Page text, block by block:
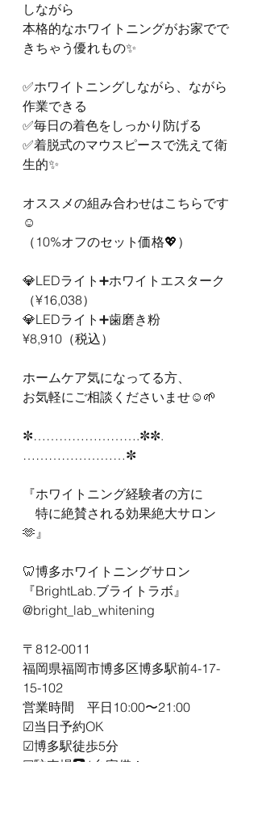
しながら
本格的なホワイトニングがお家でで
きちゃう優れもの✨
✅ホワイトニングしながら、ながら
作業できる
✅毎日の着色をしっかり防げる
✅着脱式のマウスピースで洗えて衛
生的✨
オススメの組み合わせはこちらです
☺️
（10%オフのセット価格💖）
💎LEDライト➕ホワイトエスターク
（¥16,038）
💎LEDライト➕歯磨き粉
¥8,910（税込）
ホームケア気になってる方、
お気軽にご相談くださいませ☺️🌱
✼…………………….✼✼.
……………………✼
『ホワイトニング経験者の方に
特に絶賛される効果絶大サロン
🫶』
🦷博多ホワイトニングサロン
『BrightLab.ブライトラボ』
@bright_lab_whitening
〒812-0011
福岡県福岡市博多区博多駅前4-17-
15-102
営業時間　平日10:00〜21:00
☑︎当日予約OK
☑︎博多駅徒歩5分
☑︎駐車場🅿️1台完備！